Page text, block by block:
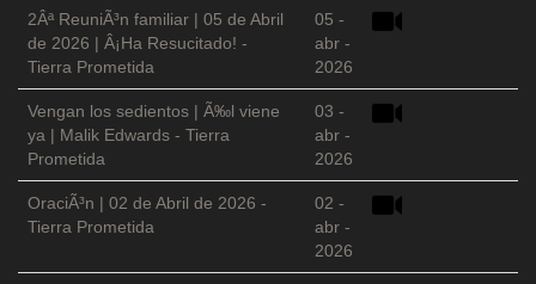
2Âª ReuniÃ³n familiar | 05 de Abril
de 2026 | Â¡Ha Resucitado! -
Tierra Prometida
05 -
abr -
2026
Vengan los sedientos | Ã‰l viene
ya | Malik Edwards - Tierra
Prometida
03 -
abr -
2026
OraciÃ³n | 02 de Abril de 2026 -
Tierra Prometida
02 -
abr -
2026